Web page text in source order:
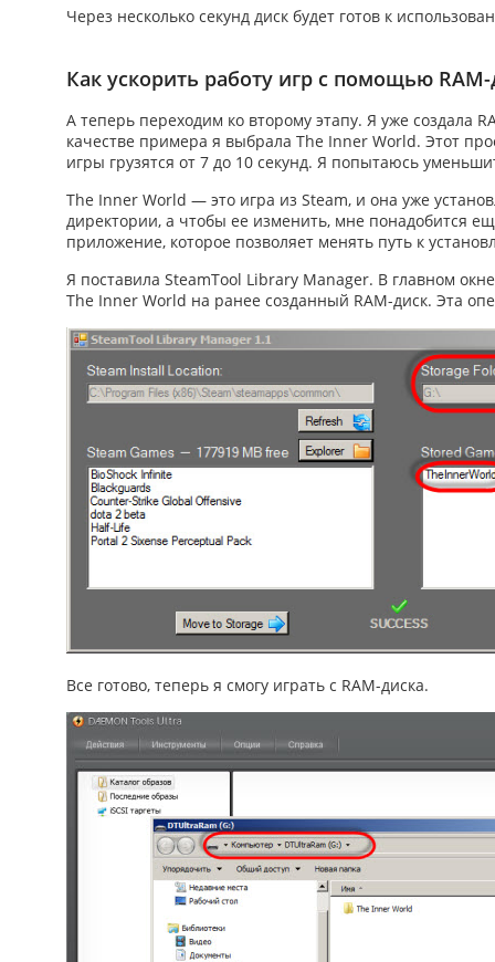
Через несколько секунд диск будет готов к
Как ускорить работу игр с помощью RAM-
А теперь переходим ко второму этапу. Я уже создала
качестве примера я выбрала The Inner World. Этот
игры грузятся от 7 до 10 секунд. Я попытаюсь
The Inner World — это игра из Steam, и она уже
директории, а чтобы ее изменить, мне понадобится
приложение, которое позволяет менять путь к
Я поставила SteamTool Library Manager. В главном
The Inner World на ранее созданный RAM-диск. Эта
Все готово, теперь я смогу играть с RAM-диска.